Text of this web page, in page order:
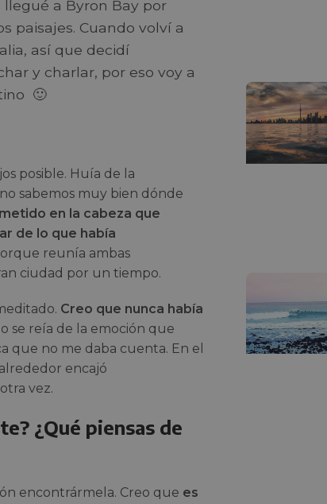
llegué a Byron Bay por
paisajes. Cuando volví a
así que decidí
y charlar, por eso voy a
🙂
posible. Huía de la
sabemos muy bien dónde
en la cabeza que
de lo que había
reunía ambas
ciudad por un tiempo.
Creo que nunca había
se reía de la emoción que
que no me daba cuenta. En el
encajó
vez.
¿Qué piensas de
encontrármela. Creo que es